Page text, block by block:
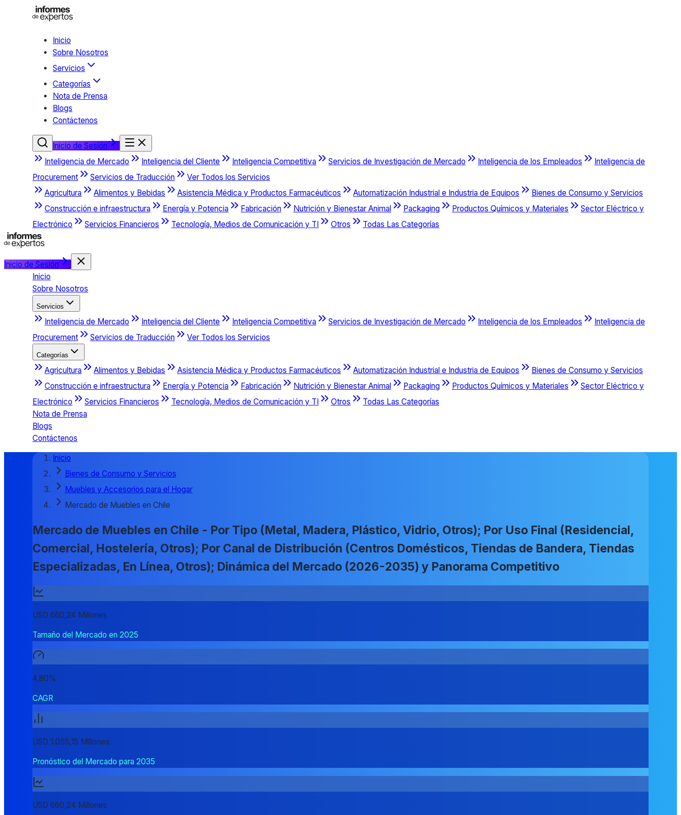
Inicio
Sobre Nosotros
Servicios
Categorías
Nota de Prensa
Blogs
Contáctenos
Inicio de Sesión
Inteligencia de Mercado
Inteligencia del Cliente Inteligencia Competitiva Servicios de Investigación de Mercado Inteligencia de los Empleados
Inteligencia de
Procurement
Servicios de Traducción
Ver Todos los Servicios
Agricultura
Alimentos y Bebidas Asistencia Médica y Productos Farmacéuticos Automatización Industrial e Industria de Equipos
Bienes de Consumo y Servicios
Construcción e infraestructura
Energía y Potencia Fabricación Nutrición y Bienestar Animal Packaging Productos Químicos y Materiales
Sector Eléctrico y
Electrónico
Servicios Financieros Tecnología, Medios de Comunicación y TI Otros Todas Las Categorías
Inicio de Sesión
Inicio
Sobre Nosotros
Servicios
Inteligencia de Mercado Inteligencia del Cliente Inteligencia Competitiva Servicios de Investigación de Mercado Inteligencia de los Empleados
Inteligencia de
Procurement
Servicios de Traducción Ver Todos los Servicios
Categorías
Agricultura Alimentos y Bebidas Asistencia Médica y Productos Farmacéuticos Automatización Industrial e Industria de Equipos
Bienes de Consumo y Servicios
Construcción e infraestructura
Energía y Potencia Fabricación Nutrición y Bienestar Animal Packaging Productos Químicos y Materiales
Sector Eléctrico y
Electrónico
Servicios Financieros Tecnología, Medios de Comunicación y TI Otros
Todas Las Categorías
Nota de Prensa
Blogs
Contáctenos
Inicio
Bienes de Consumo y Servicios
Muebles y Accesorios para el Hogar
Mercado de Muebles en Chile
Mercado de Muebles en Chile - Por Tipo (Metal, Madera, Plástico, Vidrio, Otros); Por Uso Final (Residencial,
Comercial, Hostelería, Otros); Por Canal de Distribución (Centros Domésticos, Tiendas de Bandera, Tiendas
Especializadas, En Línea, Otros); Dinámica del Mercado (2026-2035) y Panorama Competitivo
USD 660,24 Millones
Tamaño del Mercado en 2025
4,80%
CAGR
USD 1.055,15 Millones
Pronóstico del Mercado para 2035
USD 660,24 Millones